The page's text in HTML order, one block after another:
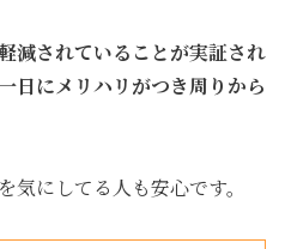
減されていることが実証され
日にメリハリがつき周りから
にしてる人も安心です。